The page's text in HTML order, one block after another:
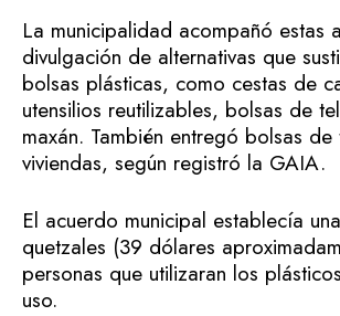
La municipalidad acompañó estas
divulgación de alternativas que
bolsas plásticas, como cestas de
utensilios reutilizables, bolsas de
maxán. También entregó bolsas
viviendas, según registró la GAIA.
El acuerdo municipal establecía
quetzales (39 dólares
personas que utilizaran los
uso.